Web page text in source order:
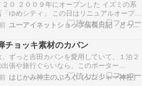
２０ ２００９年にオープンした イズミの系
「ゆめシティ」 この日はリニュアルオープン
朝９時半に開店ですが既に数百人の行列 徒
０分間て行けるショッピングセンター 人気度
口県で一番！ 今回の目玉は「ロフト」が県内
小倉に行くとロフトがありますが 今回から
ユーアイネットショップ店長日記 とっておき情報
チョッキ素材のカバン
、ずっと吉田カバンを愛用していて、１泊２
出張や旅行ぐらいなら、このポーター
のビジネスバックを使っています。 そ
、２～３泊だと、吉田カバンのオリジナルブ
はじかみ神主のぶろぐ（ジンジャー神社）